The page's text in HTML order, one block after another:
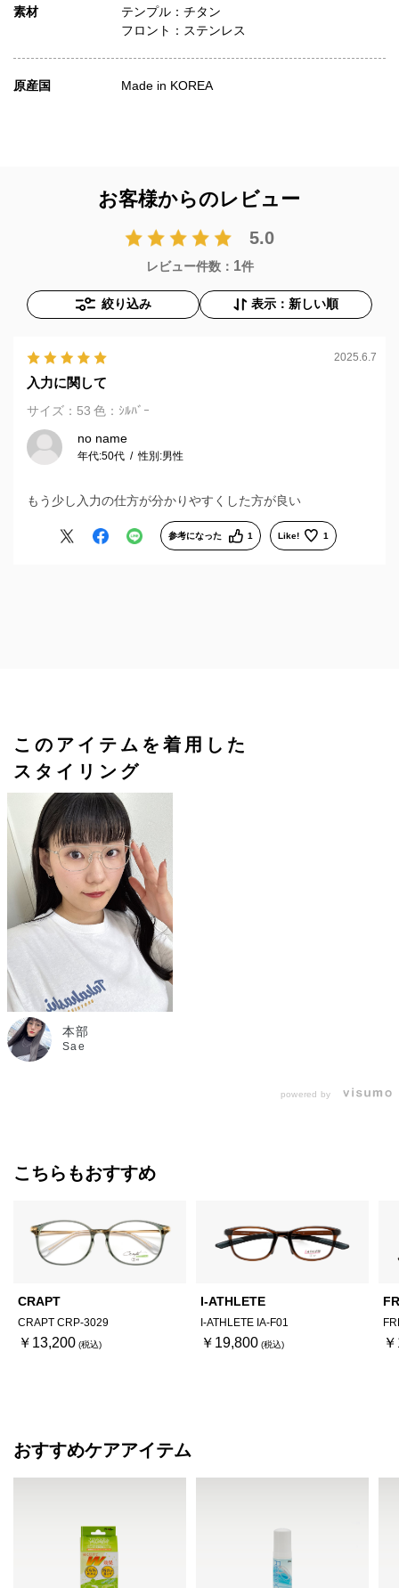
素材
テンプル：チタン
フロント：ステンレス
原産国 Made in KOREA
お客様からのレビュー
5.0
レビュー件数： 1件
絞り込み 表示：新しい順
2025.6.7
入力に関して
サイズ：53 色：ｼﾙﾊﾞｰ
no name
年代:50代 性別:男性
もう少し入力の仕方が分かりやすくした方が良い
参考になった 1 Like! 1
このアイテムを着用した
スタイリング
本部
Sae
powered by
こちらもおすすめ
CRAPT
CRAPT CRP-3029
￥13,200
I-ATHLETE
I-ATHLETE IA-F01
￥19,800
おすすめケアアイテム